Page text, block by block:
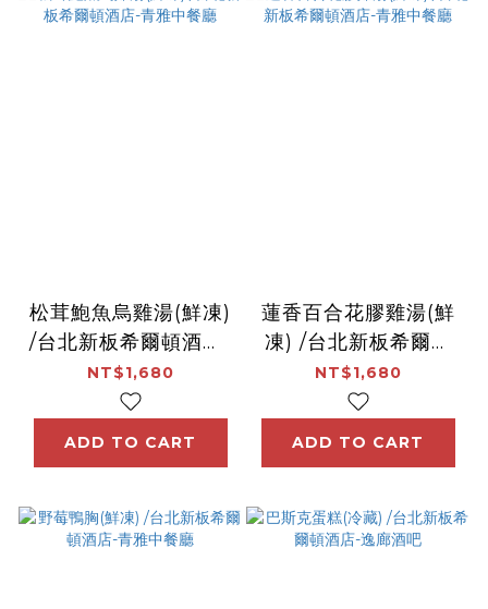
松茸鮑魚烏雞湯(鮮凍)
/台北新板希爾頓酒店-
青雅中餐廳
NT$1,680
ADD TO CART
蓮香百合花膠雞湯(鮮
凍) /台北新板希爾頓
酒店-青雅中餐廳
NT$1,680
ADD TO CART